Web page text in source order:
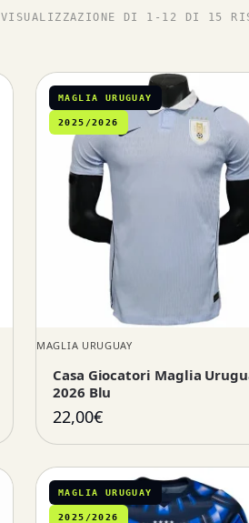
VISUALIZZAZIONE DI 1-12 DI 15
MAGLIA URUGUAY
2025/2026
MAGLIA URUGUAY
Casa Giocatori Maglia
2026 Blu
22,00€
MAGLIA URUGUAY
2025/2026